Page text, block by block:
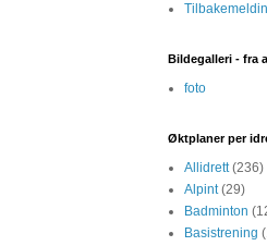
Bildegalleri - fra
foto
Øktplaner per
Allidrett (236)
Alpint (29)
Badminton
Basistrening